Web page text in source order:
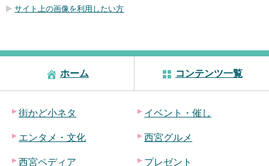
サイト上の画像を利用したい方
ホーム コンテンツ一覧
街かど小ネタ イベント・催し
エンタメ・文化 西宮グルメ
西宮ペディア プレゼント